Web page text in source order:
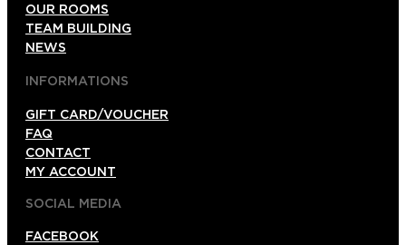
OUR ROOMS
TEAM BUILDING
NEWS
INFORMATIONS
GIFT CARD/VOUCHER
FAQ
CONTACT
MY ACCOUNT
SOCIAL MEDIA
FACEBOOK